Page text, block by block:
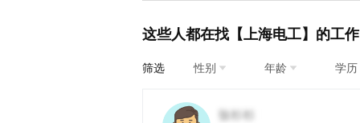
这些人都在找【上海电工】的工作
筛选 性别 年龄 学历